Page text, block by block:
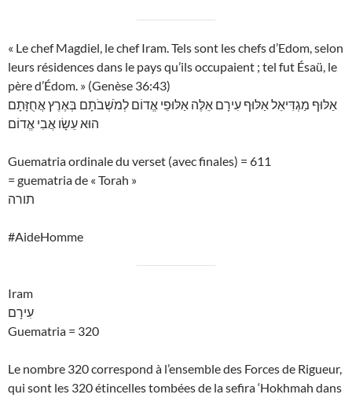
« Le chef Magdiel, le chef Iram. Tels sont les chefs d’Edom, selon
leurs résidences dans le pays qu’ils occupaient ; tel fut Ésaü, le
père d’Édom. » (Genèse 36:43)
אַלּוּף מַגְדִּיאֵל אַלּוּף עִירָם אֵלֶּה אַלּוּפֵי אֱדוֹם לְמֹשְׁבֹתָם בְּאֶרֶץ אֲחֻזָּתָם
הוּא עֵשָׂו אֲבִי אֱדוֹם
Guematria ordinale du verset (avec finales) = 611
= guematria de « Torah »
תורה
#AideHomme
Iram
עִירָם
Guematria = 320
Le nombre 320 correspond à l’ensemble des Forces de Rigueur,
qui sont les 320 étincelles tombées de la sefira ‘Hokhmah dans